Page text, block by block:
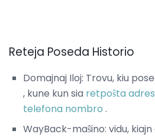
Reteja Poseda Historio
Domajnaj Iloj: Trovu, kiu
, kune kun sia retpoŝta
telefona nombro .
WayBack-maŝino: vidu,